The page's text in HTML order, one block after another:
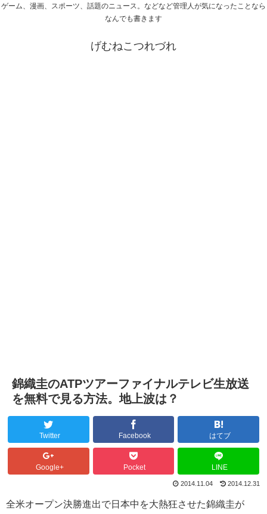
ゲーム、漫画、スポーツ、話題のニュース。などなど管理人が気になったことなら
なんでも書きます
げむねこつれづれ
錦織圭のATPツアーファイナルテレビ生放送
を無料で見る方法。地上波は？
Twitter Facebook はてブ
Google+ Pocket LINE
2014.11.04 2014.12.31
全米オープン決勝進出で日本中を大熱狂させた錦織圭が